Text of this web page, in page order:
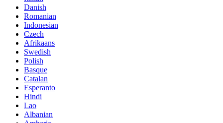
Danish
Romanian
Indonesian
Czech
Afrikaans
Swedish
Polish
Basque
Catalan
Esperanto
Hindi
Lao
Albanian